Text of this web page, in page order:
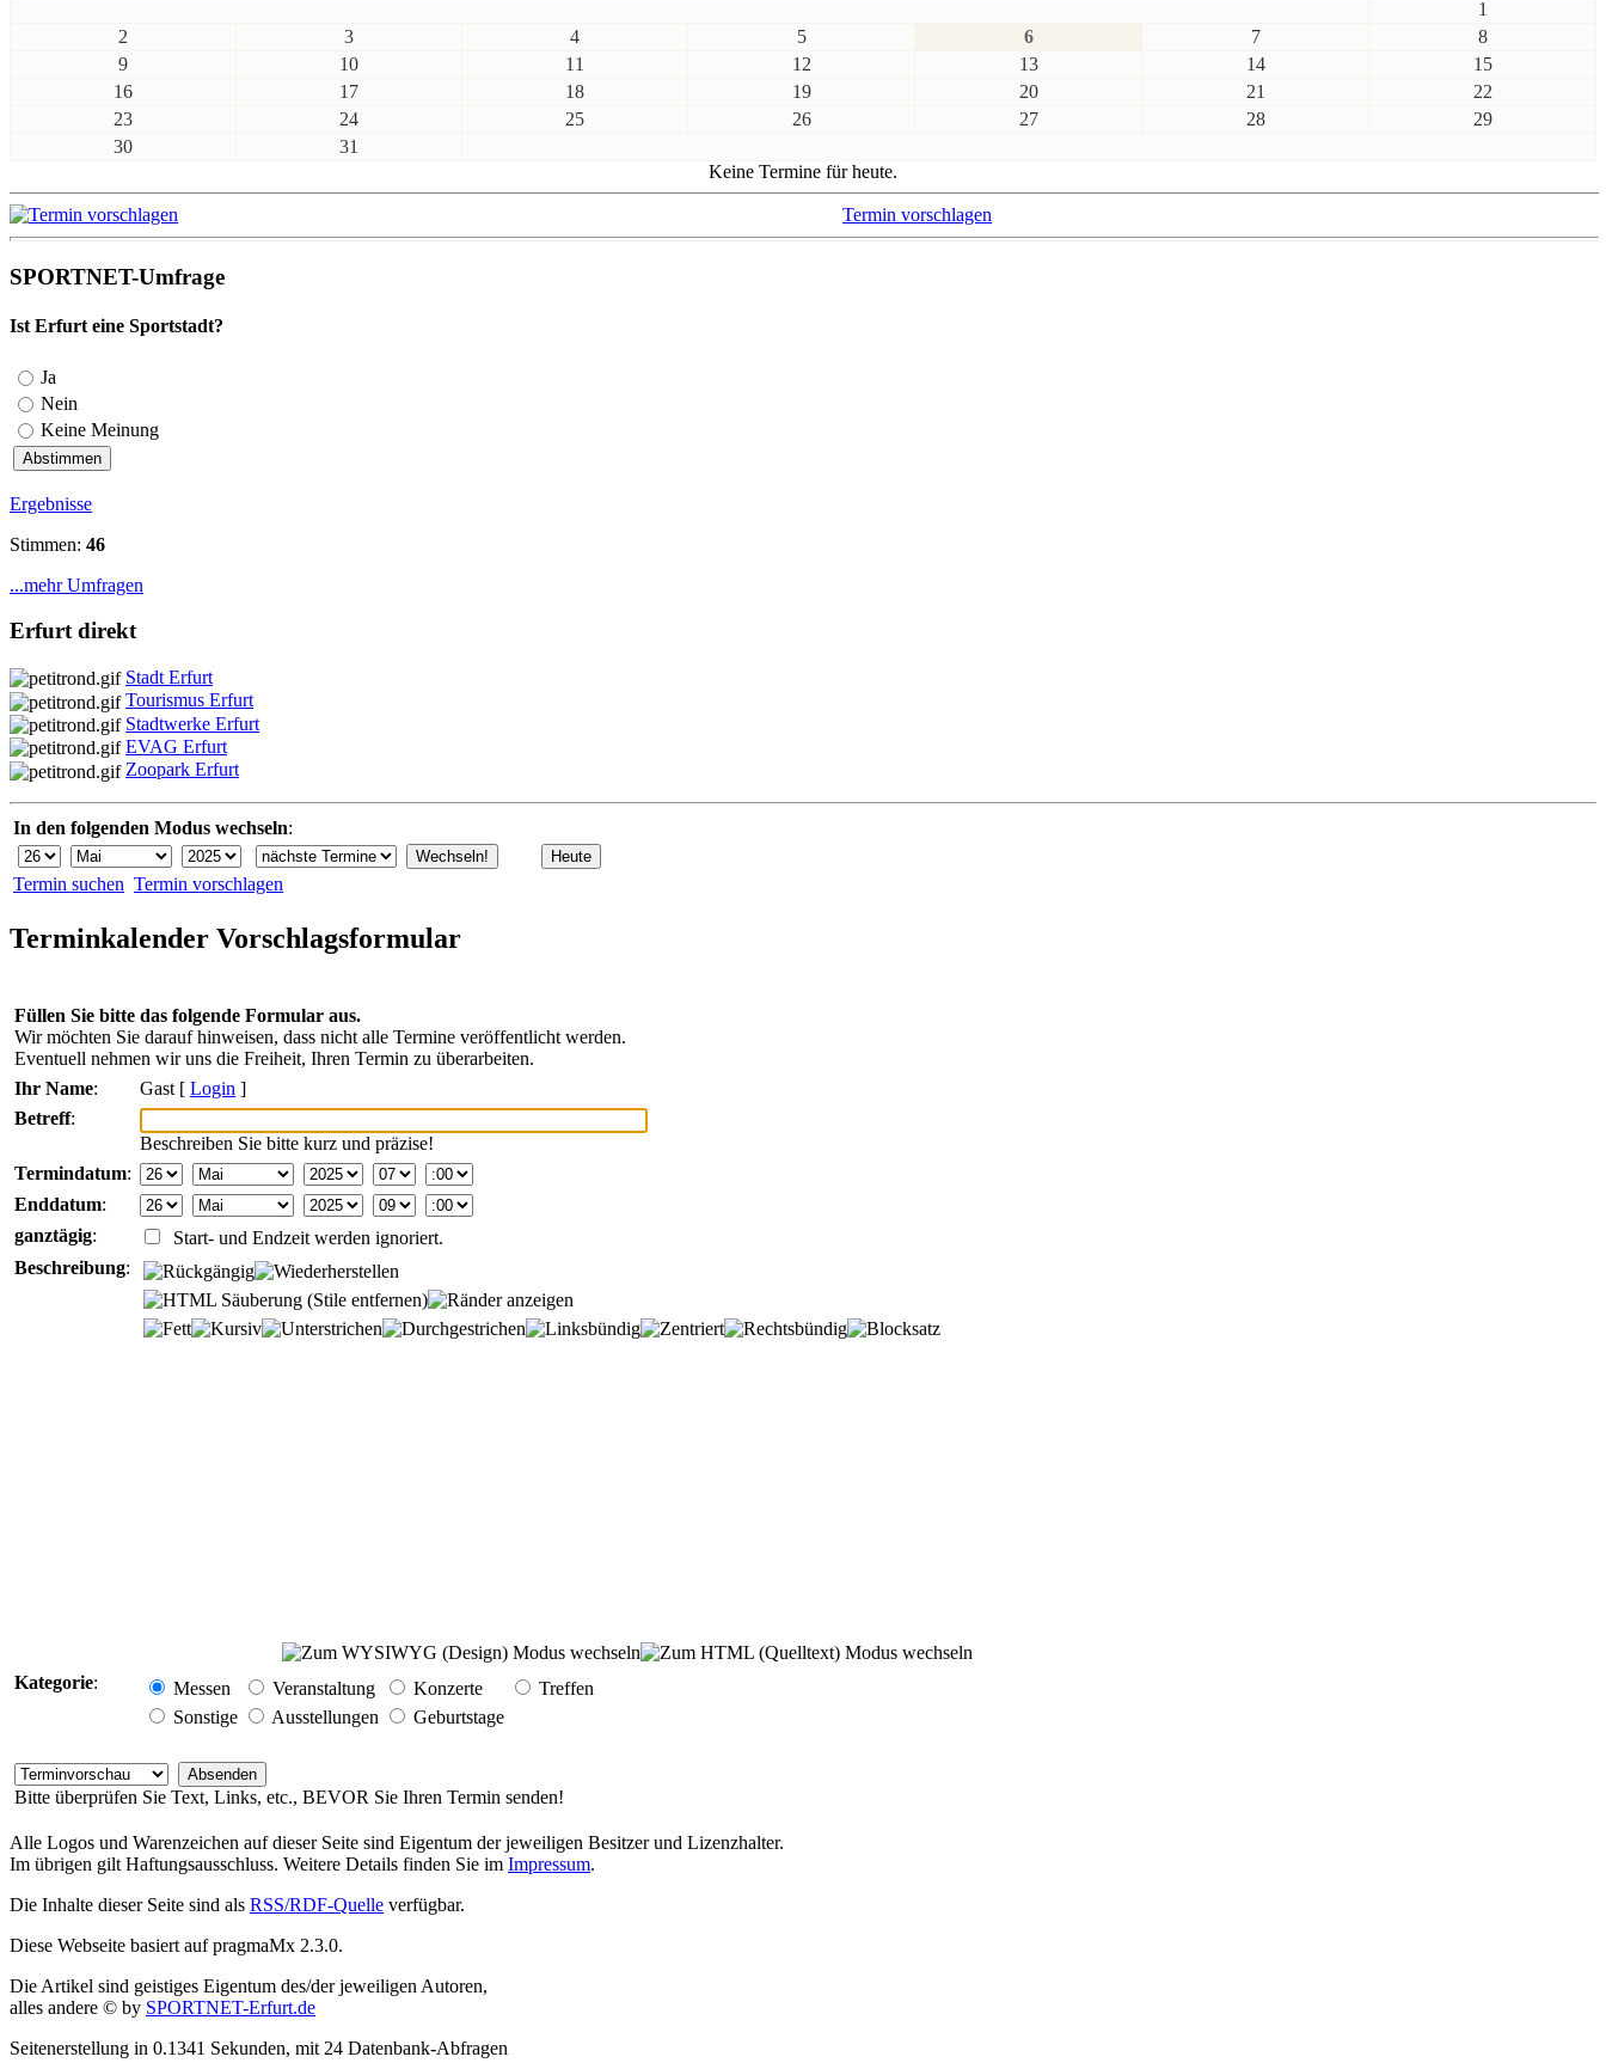
1
2
3 4 5 6 7
8
9
10 11 12 13 14
15
16
17 18 19 20 21
22
23
24 25 26 27 28
29
30
31
Keine Termine für heute.
Termin vorschlagen
SPORTNET-Umfrage
Ist Erfurt eine Sportstadt?
Ja
Nein
Keine Meinung
Ergebnisse
Stimmen: 46
...mehr Umfragen
Erfurt direkt
Stadt Erfurt
Tourismus Erfurt
Stadtwerke Erfurt
EVAG Erfurt
Zoopark Erfurt
In den folgenden Modus wechseln:
Termin suchen Termin vorschlagen
Terminkalender Vorschlagsformular
Füllen Sie bitte das folgende Formular aus.
Wir möchten Sie darauf hinweisen, dass nicht alle Termine veröffentlicht werden.
Eventuell nehmen wir uns die Freiheit, Ihren Termin zu überarbeiten.
Ihr Name: Gast [ Login ]
Betreff:
Beschreiben Sie bitte kurz und präzise!
Termindatum:
Enddatum:
ganztägig:
Start- und Endzeit werden ignoriert.
Beschreibung:
Kategorie: Messen Veranstaltung Konzerte
Treffen
Sonstige
Ausstellungen Geburtstage
Bitte überprüfen Sie Text, Links, etc., BEVOR Sie Ihren Termin senden!
Alle Logos und Warenzeichen auf dieser Seite sind Eigentum der jeweiligen Besitzer und Lizenzhalter.
Im übrigen gilt Haftungsausschluss. Weitere Details finden Sie im Impressum.
Die Inhalte dieser Seite sind als RSS/RDF-Quelle verfügbar.
Diese Webseite basiert auf pragmaMx 2.3.0.
Die Artikel sind geistiges Eigentum des/der jeweiligen Autoren,
alles andere © by SPORTNET-Erfurt.de
Seitenerstellung in 0.1341 Sekunden, mit 24 Datenbank-Abfragen